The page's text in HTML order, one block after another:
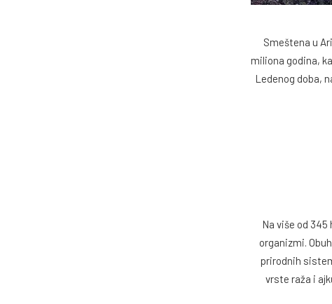
Smeštena u
miliona godina,
Ledenog doba,
Na više od
organizmi.
prirodnih
vrste raža i